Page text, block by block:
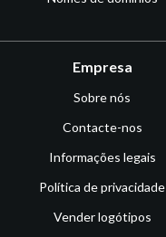
Empresa
Sobre nós
Contacte-nos
Informações legais
Política de privacidade
Vender logótipos